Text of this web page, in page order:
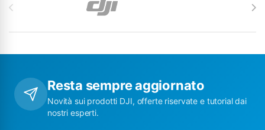
Resta sempre aggiornato
Novità sui prodotti DJI, offerte riservate e tutorial dai
nostri esperti.